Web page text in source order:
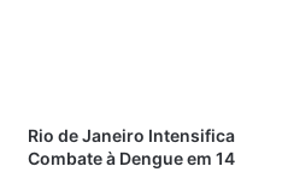
da Comlurb.
Rio de Janeiro Intensifica
Combate à Dengue em 14